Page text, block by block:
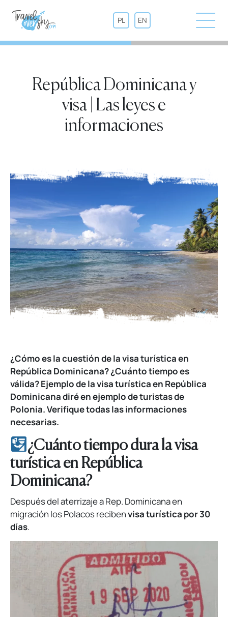
PL EN
República Dominicana y
visa | Las leyes e
informaciones
¿Cómo es la cuestión de la visa turística en
República Dominicana? ¿Cuánto tiempo es
válida? Ejemplo de la visa turística en República
Dominicana diré en ejemplo de turistas de
Polonia. Verifique todas las informaciones
necesarias.
¿Cuánto tiempo dura la visa
turística en República
Dominicana?
Después del aterrizaje a Rep. Dominicana en
migración los Polacos recibenvisa turística por 30
días.